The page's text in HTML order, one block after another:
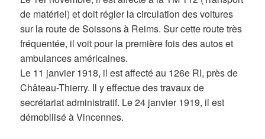
de matériel) et doit régler la circulation des voitures
sur la route de Soissons à Reims. Sur cette route très
fréquentée, il voit pour la première fois des autos et
ambulances américaines.
Le 11 janvier 1918, il est affecté au 126e RI, près de
Château-Thierry. Il y effectue des travaux de
secrétariat administratif. Le 24 janvier 1919, il est
démobilisé à Vincennes.